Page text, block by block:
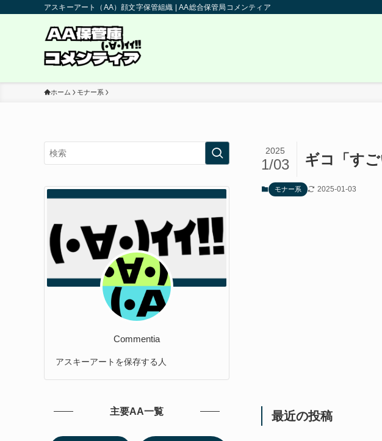
アスキーアート（AA）顔文字保管組織 | AA総合保管局コメンティア
ホーム モナー系
ギコ「す
2025
1/03
モナー系 2025-01-03
最近の投稿
Commentia
アスキーアートを保存する人
主要AA一覧